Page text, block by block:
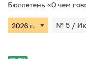
Бюллетень «О чем
№ 5 /